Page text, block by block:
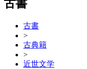
古書
古書
>
古典籍
>
近世文学